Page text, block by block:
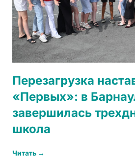
Перезагрузка
«Первых»: в
завершилась
школа
Читать →